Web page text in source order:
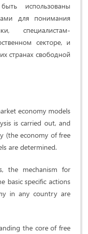
использованы
для понимания
специалистам-
секторе, и
странах свободной
economy models
is carried out, and
(the economy of free
are determined.
the mechanism for
basic specific actions
in any country are
the core of free